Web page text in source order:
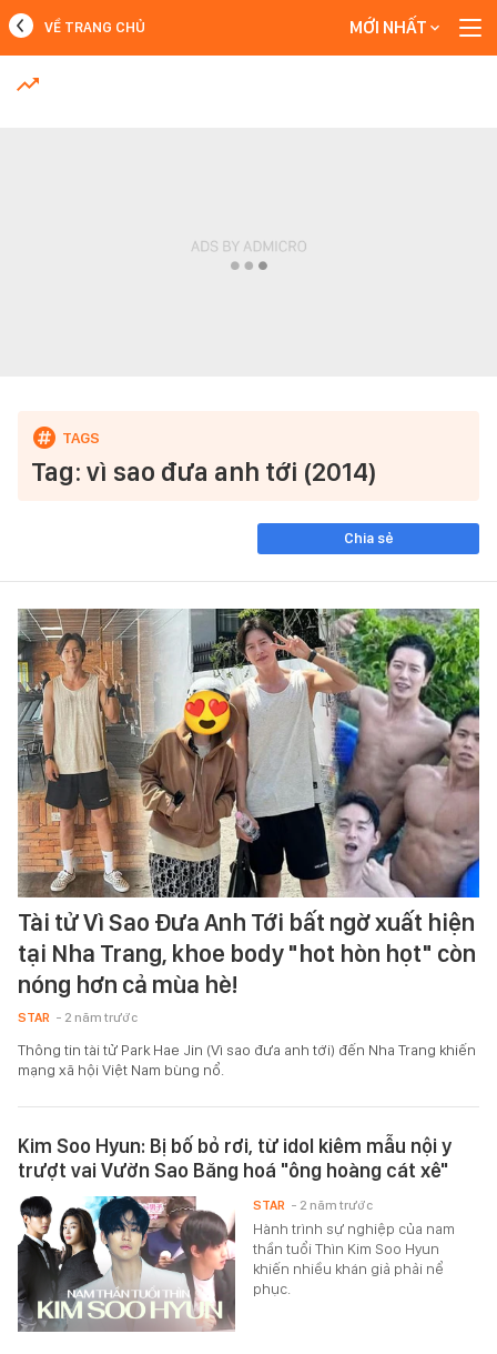
MỚI NHẤT
VỀ TRANG CHỦ MỚI NHẤT
Tag: vì sao đưa anh tới (2014)
Chia sẻ
Tài tử Vì Sao Đưa Anh Tới bất ngờ xuất hiện
tại Nha Trang, khoe body "hot hòn họt" còn
nóng hơn cả mùa hè!
STAR - 2 năm trước
Thông tin tài tử Park Hae Jin (Vì sao đưa anh tới) đến Nha Trang khiến
mạng xã hội Việt Nam bùng nổ.
Kim Soo Hyun: Bị bố bỏ rơi, từ idol kiêm mẫu nội y
trượt vai Vườn Sao Băng hoá "ông hoàng cát xê"
Hành trình sự nghiệp của nam
thần tuổi Thìn Kim Soo Hyun
khiến nhiều khán giả phải nể
phục.
STAR - 2 năm trước